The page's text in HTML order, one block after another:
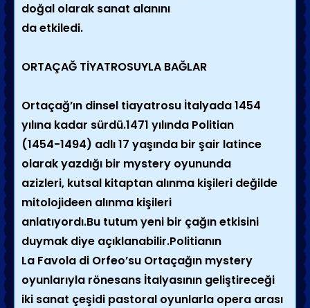
doğal olarak sanat alanını
da etkiledi.
ORTAÇAĞ TİYATROSUYLA BAĞLAR
Ortaçağ’ın dinsel tiayatrosu İtalyada 1454
yılına kadar sürdü.1471 yılında Politian
(1454-1494) adlı 17 yaşında bir şair latince
olarak yazdığı bir mystery oyununda
azizleri, kutsal kitaptan alınma kişileri değilde
mitolojideen alınma kişileri
anlatıyordı.Bu tutum yeni bir çağın etkisini
duymak diye açıklanabilir.Politianın
La Favola di Orfeo’su Ortaçağın mystery
oyunlarıyla rönesans İtalyasının geliştireceği
iki sanat çeşidi pastoral oyunlarla opera arası